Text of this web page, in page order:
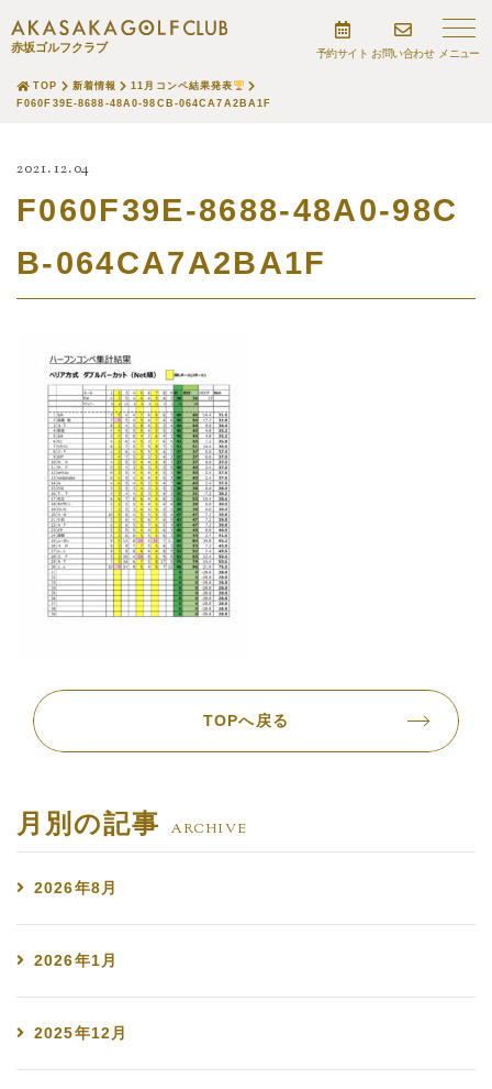
赤坂ゴルフクラブ 予約サイト お問い合わせ
TOP 新着情報
11月コンペ結果発表
F060F39E-8688-48A0-98CB-064CA7A2BA1F
2021.12.04
F060F39E-8688-48A0-98C
B-064CA7A2BA1F
TOPへ戻る
月別の記事 ARCHIVE
2026年8月
2026年1月
2025年12月